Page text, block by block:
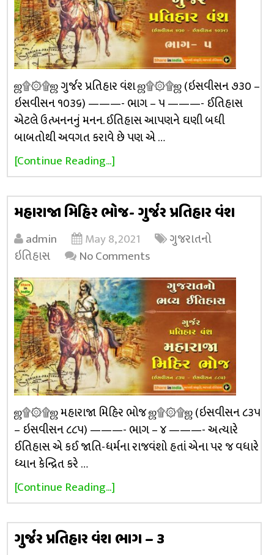
ஜ۩۞۩ஜ ગુર્જર પ્રતિહાર વંશ ஜ۩۞۩ஜ (ઇસવીસન ૭૩૦ –
ઇસવીસન ૧૦૩૬) ———- ભાગ – ૫ ———- ઈતિહાસ
એટલે ઉત્ખનનનું મનન. ઈતિહાસ આપણને ઘણી બધી
બાબતોથી અવગત કરાવે છે પણ એ …
[Continue Reading...]
મહારાજા મિહિર ભોજ- ગુર્જર પ્રતિહાર વંશ
admin May 8, 2021
ગુજરાતનો
ઇતિહાસ
No Comments
ஜ۩۞۩ஜ મહારાજા મિહિર ભોજ ஜ۩۞۩ஜ (ઇસવીસન ૮૩૫
– ઇસવીસન ૮૮૫) ———- ભાગ – ૪ ———- અત્યારે
ઈતિહાસ એ કઈ જાતિ-ધર્મના રાજવંશો હતાં એના પર જ વધારે
ધ્યાન કેન્દ્રિત કરે …
[Continue Reading...]
ગુર્જર પ્રતિહાર વંશ ભાગ – ૩